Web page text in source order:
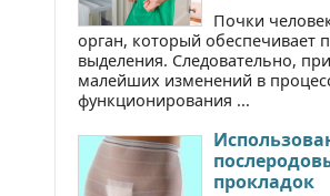
Почки
орган, который обеспечивает
выделения. Следовательно,
малейших изменений в
функционирования ...
прокладок